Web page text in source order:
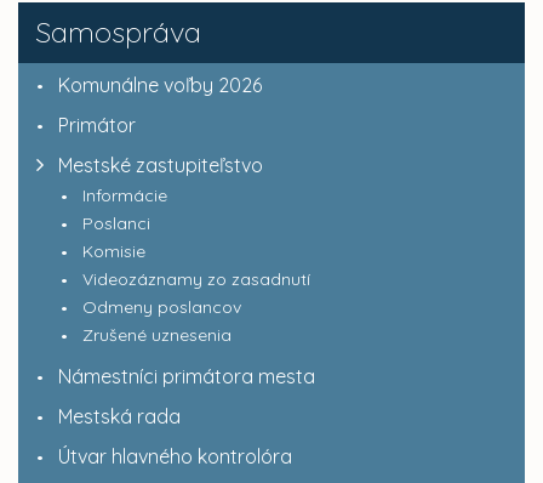
Samospráva
Komunálne voľby 2026
Primátor
Mestské zastupiteľstvo
Informácie
Poslanci
Komisie
Videozáznamy zo zasadnutí
Odmeny poslancov
Zrušené uznesenia
Námestníci primátora mesta
Mestská rada
Útvar hlavného kontrolóra